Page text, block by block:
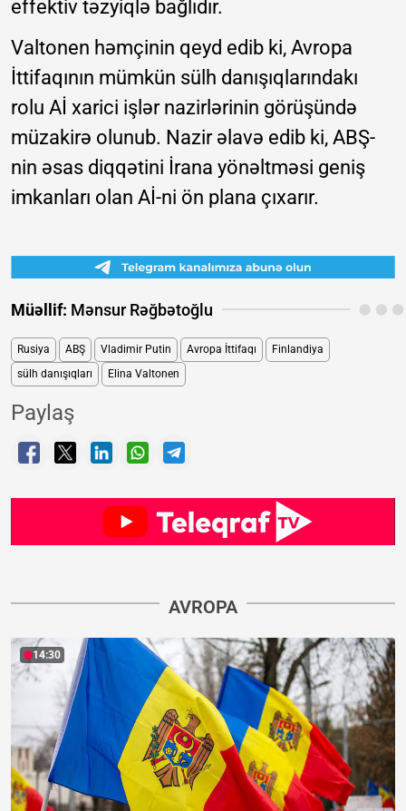
effektiv təzyiqlə bağlıdır.
Valtonen həmçinin qeyd edib ki, Avropa
İttifaqının mümkün sülh danışıqlarındakı
rolu Aİ xarici işlər nazirlərinin görüşündə
müzakirə olunub. Nazir əlavə edib ki, ABŞ-
nin əsas diqqətini İrana yönəltməsi geniş
imkanları olan Aİ-ni ön plana çıxarır.
Müəllif: Mənsur Rəğbətoğlu
Rusiya ABŞ Vladimir Putin Avropa İttifaqı
Finlandiya
sülh danışıqları
Elina Valtonen
Paylaş
AVROPA
14:30